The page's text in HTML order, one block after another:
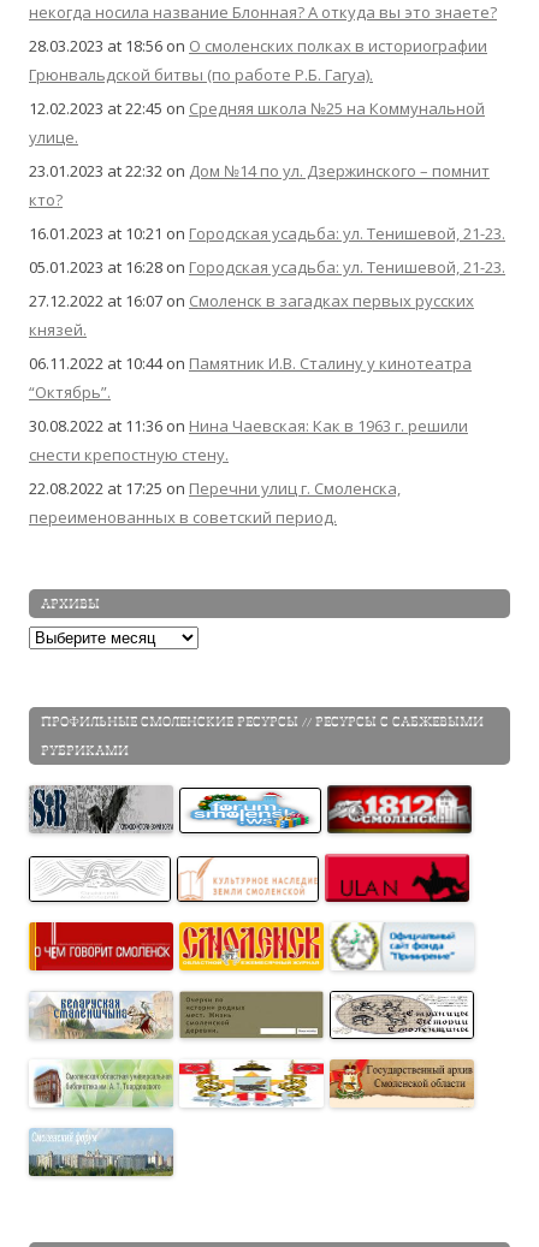
некогда носила название Блонная? А откуда вы это знаете?
28.03.2023 at 18:56 on О смоленских полках в историографии
Грюнвальдской битвы (по работе Р.Б. Гагуа).
12.02.2023 at 22:45 on Средняя школа №25 на Коммунальной
улице.
23.01.2023 at 22:32 on Дом №14 по ул. Дзержинского – помнит
кто?
16.01.2023 at 10:21 on Городская усадьба: ул. Тенишевой, 21-23.
05.01.2023 at 16:28 on Городская усадьба: ул. Тенишевой, 21-23.
27.12.2022 at 16:07 on Смоленск в загадках первых русских
князей.
06.11.2022 at 10:44on Памятник И.В. Сталину у кинотеатра
“Октябрь”.
30.08.2022 at 11:36 on Нина Чаевская: Как в 1963 г. решили
снести крепостную стену.
22.08.2022 at 17:25 on Перечни улиц г. Смоленска,
переименованных в советский период.
АРХИВЫ
Архивы
ПРОФИЛЬНЫЕ СМОЛЕНСКИЕ РЕСУРСЫ // РЕСУРСЫ С САБЖЕВЫМИ
РУБРИКАМИ